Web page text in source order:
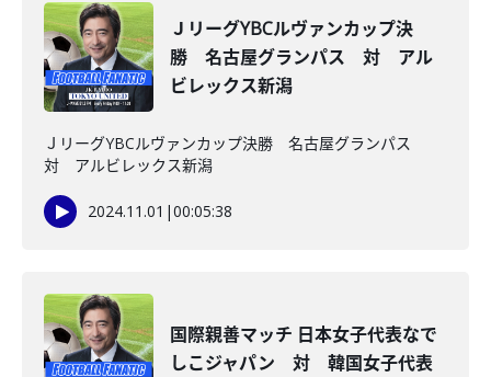
ＪリーグYBCルヴァンカップ決
勝 名古屋グランパス 対 アル
ビレックス新潟
ＪリーグYBCルヴァンカップ決勝 名古屋グランパス
対 アルビレックス新潟
2024.11.01 |00:05:38
国際親善マッチ 日本女子代表なで
しこジャパン 対 韓国女子代表